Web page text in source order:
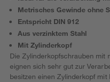
Metrisches Gewinde ohne
Entspricht DIN 912
Aus verzinktem Stahl
Mit Zylinderkopf
Die Zylinderkopfschrauben mit
eignen sich sehr gut zur
besitzen einen Zylinderkopf